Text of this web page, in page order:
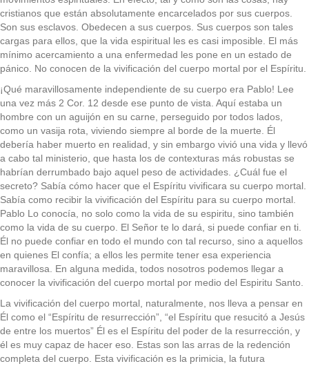
cristianos que están absolutamente encarcelados por sus cuerpos.
Son sus esclavos. Obedecen a sus cuerpos. Sus cuerpos son tales
cargas para ellos, que la vida espiritual les es casi imposible. El más
mínimo acercamiento a una enfermedad les pone en un estado de
pánico. No conocen de la vivificación del cuerpo mortal por el Espíritu.
¡Qué maravillosamente independiente de su cuerpo era Pablo! Lee
una vez más 2 Cor. 12 desde ese punto de vista. Aquí estaba un
hombre con un aguijón en su carne, perseguido por todos lados,
como un vasija rota, viviendo siempre al borde de la muerte. Él
debería haber muerto en realidad, y sin embargo vivió una vida y llevó
a cabo tal ministerio, que hasta los de contexturas más robustas se
habrían derrumbado bajo aquel peso de actividades. ¿Cuál fue el
secreto? Sabía cómo hacer que el Espíritu vivificara su cuerpo mortal.
Sabía como recibir la vivificación del Espíritu para su cuerpo mortal.
Pablo Lo conocía, no solo como la vida de su espiritu, sino también
como la vida de su cuerpo. El Señor te lo dará, si puede confiar en ti.
Él no puede confiar en todo el mundo con tal recurso, sino a aquellos
en quienes El confía; a ellos les permite tener esa experiencia
maravillosa. En alguna medida, todos nosotros podemos llegar a
conocer la vivificación del cuerpo mortal por medio del Espiritu Santo.
La vivificación del cuerpo mortal, naturalmente, nos lleva a pensar en
Él como el “Espíritu de resurrección”, “el Espíritu que resucitó a Jesús
de entre los muertos” Él es el Espíritu del poder de la resurrección, y
él es muy capaz de hacer eso. Estas son las arras de la redención
completa del cuerpo. Esta vivificación es la primicia, la futura